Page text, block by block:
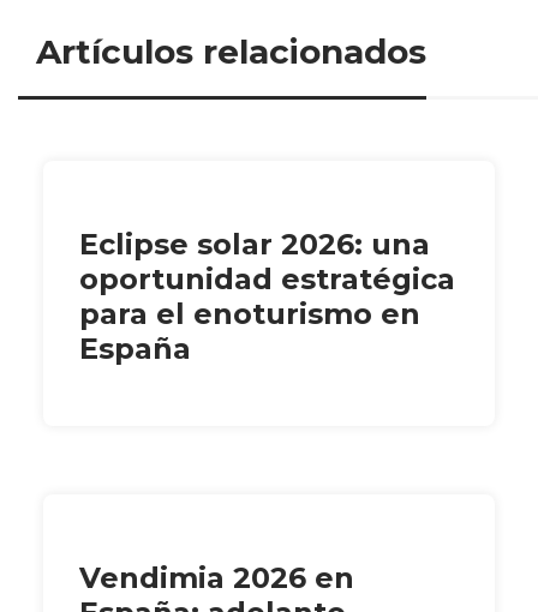
Artículos relacionados
Eclipse solar 2026: una
oportunidad estratégica
para el enoturismo en
España
Vendimia 2026 en